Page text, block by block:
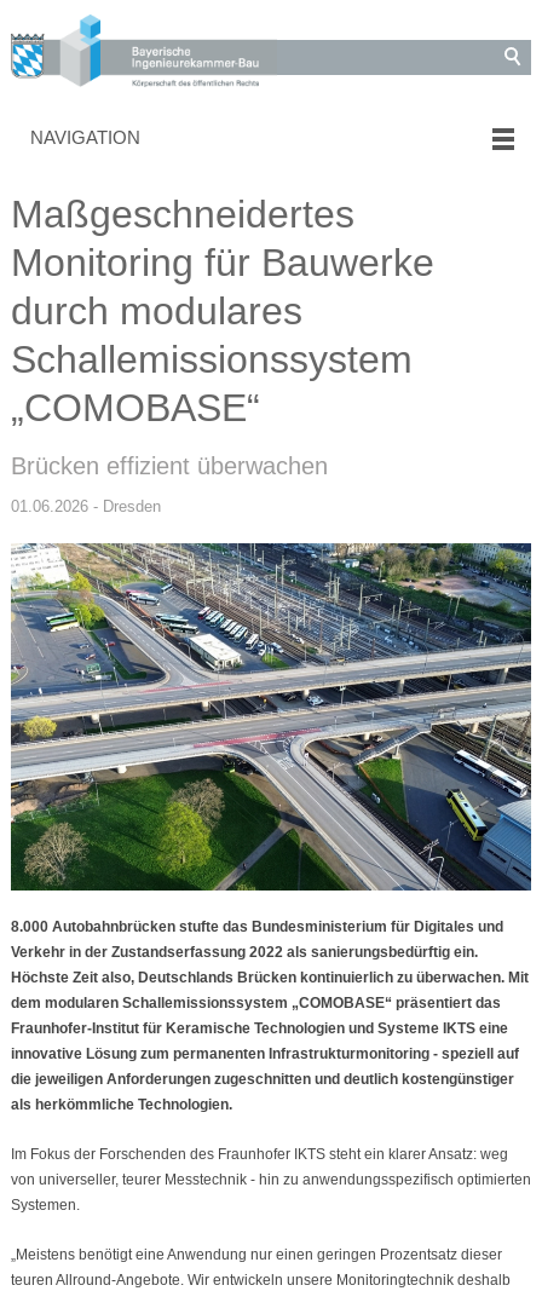
NAVIGATION
Maßgeschneidertes
Monitoring für Bauwerke
durch modulares
Schallemissionssystem
„COMOBASE“
Brücken effizient überwachen
01.06.2026 - Dresden
8.000 Autobahnbrücken stufte das Bundesministerium für Digitales und
Verkehr in der Zustandserfassung 2022 als sanierungsbedürftig ein.
Höchste Zeit also, Deutschlands Brücken kontinuierlich zu überwachen. Mit
dem modularen Schallemissionssystem „COMOBASE“ präsentiert das
Fraunhofer-Institut für Keramische Technologien und Systeme IKTS eine
innovative Lösung zum permanenten Infrastrukturmonitoring - speziell auf
die jeweiligen Anforderungen zugeschnitten und deutlich kostengünstiger
als herkömmliche Technologien.
Im Fokus der Forschenden des Fraunhofer IKTS steht ein klarer Ansatz: weg
von universeller, teurer Messtechnik - hin zu anwendungsspezifisch optimierten
Systemen.
„Meistens benötigt eine Anwendung nur einen geringen Prozentsatz dieser
teuren Allround-Angebote. Wir entwickeln unsere Monitoringtechnik deshalb